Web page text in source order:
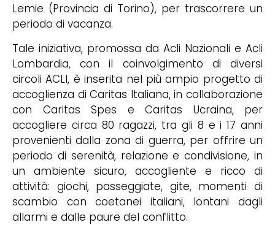
Lemie (Provincia di Torino), per trascorrere un
periodo di vacanza.
Tale iniziativa, promossa da Acli Nazionali e Acli
Lombardia, con il coinvolgimento di diversi
circoli ACLI, è inserita nel più ampio progetto di
accoglienza di Caritas Italiana, in collaborazione
con Caritas Spes e Caritas Ucraina, per
accogliere circa 80 ragazzi, tra gli 8 e i 17 anni
provenienti dalla zona di guerra, per offrire un
periodo di serenità, relazione e condivisione, in
un ambiente sicuro, accogliente e ricco di
attività: giochi, passeggiate, gite, momenti di
scambio con coetanei italiani, lontani dagli
allarmi e dalle paure del conflitto.